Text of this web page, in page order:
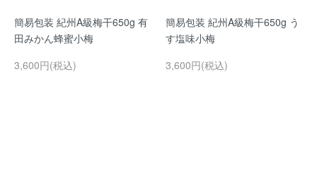
簡易包装 紀州A級梅干650g 有
田みかん蜂蜜小梅
3,600円(税込)
簡易包装 紀州A級梅干650g う
す塩味小梅
3,600円(税込)